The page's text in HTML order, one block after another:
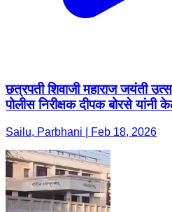
छत्रपती शिवाजी महाराज जयंती
पोलीस निरीक्षक दीपक बोरसे यांनी
Sailu, Parbhani | Feb 18, 2026